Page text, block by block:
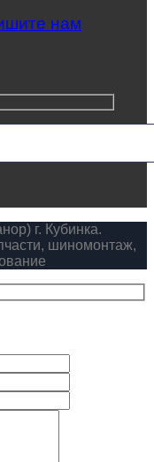
нам
г. Кубинка.
шиномонтаж,